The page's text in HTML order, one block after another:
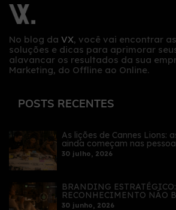
No blog da VX, você vai encontrar
soluções e dicas para aprimorar
alavancar os resultados da sua
Marketing, do Offline ao Online.
POSTS RECENTES
As lições de Cannes Lions:
ainda começam nas
30 julho, 2026
BRANDING ESTRATÉGICO:
RECONHECIMENTO NÃO
30 junho, 2026